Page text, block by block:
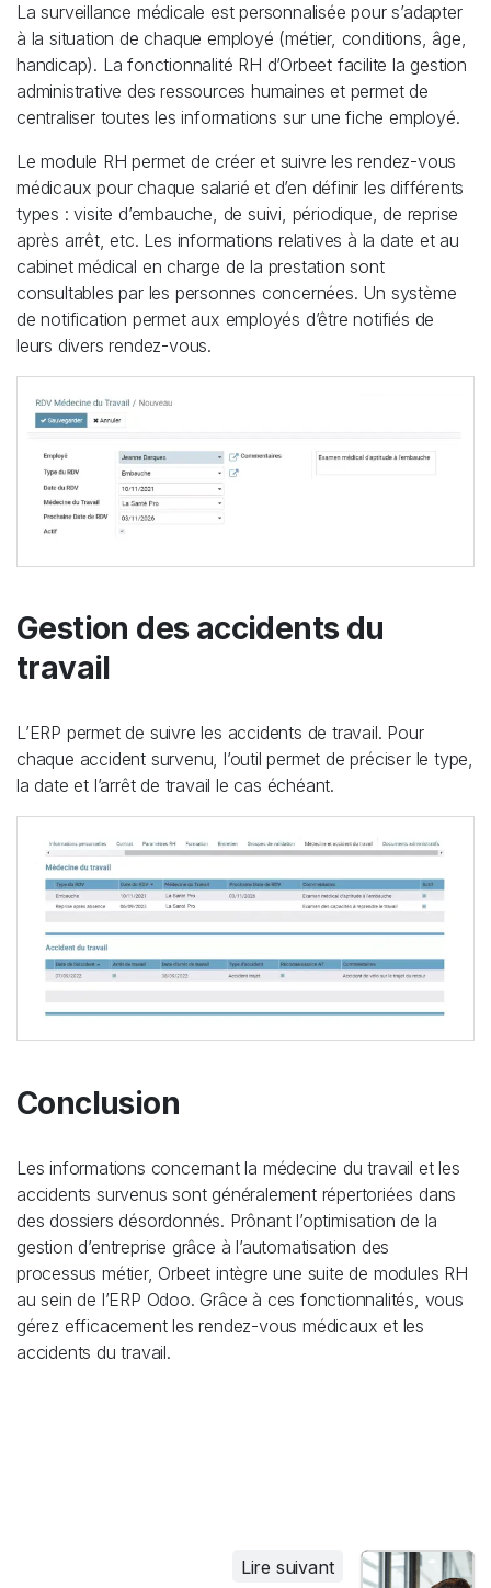
La surveillance médicale est personnalisée pour s’adapter
à la situation de chaque employé (métier, conditions, âge,
handicap). La fonctionnalité RH d’Orbeet facilite la gestion
administrative des ressources humaines et permet de
centraliser toutes les informations sur une fiche employé.
Le module RH permet de créer et suivre les rendez-vous
médicaux pour chaque salarié et d’en définir les différents
types : visite d’embauche, de suivi, périodique, de reprise
après arrêt, etc. Les informations relatives à la date et au
cabinet médical en charge de la prestation sont
consultables par les personnes concernées. Un système
de notification permet aux employés d’être notifiés de
leurs divers rendez-vous.
Gestion des accidents du
travail
L’ERP permet de suivre les accidents de travail. Pour
chaque accident survenu, l’outil permet de préciser le type,
la date et l’arrêt de travail le cas échéant.
Conclusion
Les informations concernant la médecine du travail et les
accidents survenus sont généralement répertoriées dans
des dossiers désordonnés. Prônant l’optimisation de la
gestion d’entreprise grâce à l’automatisation des
processus métier, Orbeet intègre une suite de modules RH
au sein de l’ERP Odoo. Grâce à ces fonctionnalités, vous
gérez efficacement les rendez-vous médicaux et les
accidents du travail.
Lire suivant